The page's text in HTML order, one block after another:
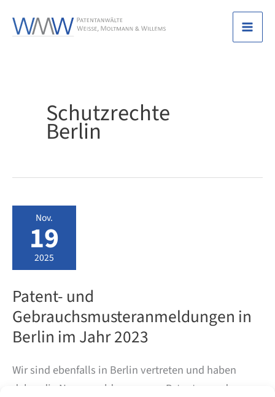
Inhalt
Schutzrechte
Berlin
Nov.
19
2025
Patent- und
Gebrauchsmusteranmeldungen in
Berlin im Jahr 2023
Wir sind ebenfalls in Berlin vertreten und haben
daher die Neuanmeldungen von Patenten und